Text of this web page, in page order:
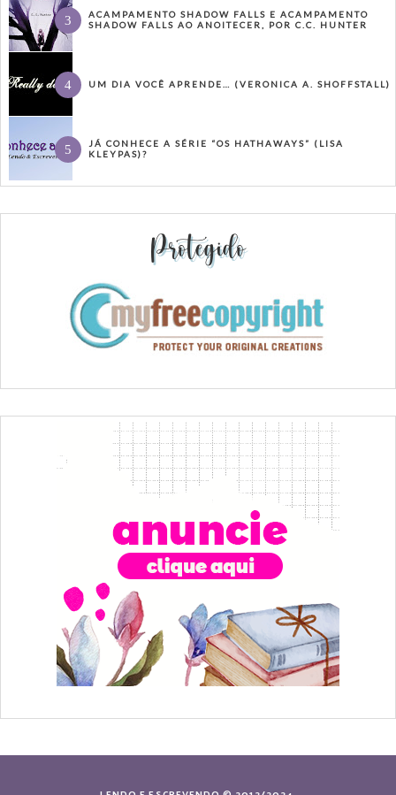
ACAMPAMENTO SHADOW FALLS E ACAMPAMENTO
SHADOW FALLS AO ANOITECER, POR C.C. HUNTER
UM DIA VOCÊ APRENDE… (VERONICA A. SHOFFSTALL)
JÁ CONHECE A SÉRIE “OS HATHAWAYS” (LISA
KLEYPAS)?
Protegido